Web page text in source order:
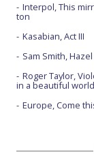
Interpol, This
ton
Kasabian, Act III
Sam Smith,
Roger Taylor,
in a beautiful world
Europe, Come